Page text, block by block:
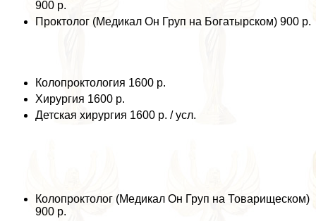
900 р.
Проктолог (Медикал Он Груп на Богатырском) 900 р.
Колопроктология 1600 р.
Хирургия 1600 р.
Детская хирургия 1600 р. / усл.
Колопроктолог (Медикал Он Груп на Товарищеском)
900 р.